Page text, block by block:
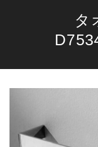
タ